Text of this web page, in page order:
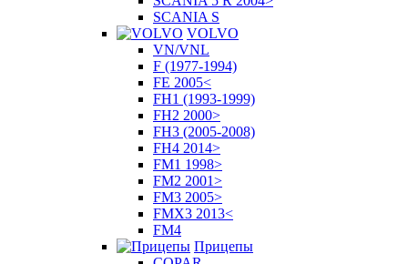
SCANIA S
VOLVO
VN/VNL
F (1977-1994)
FE 2005<
FH1 (1993-1999)
FH2 2000>
FH3 (2005-2008)
FH4 2014>
FM1 1998>
FM2 2001>
FM3 2005>
FMX3 2013<
FM4
Прицепы